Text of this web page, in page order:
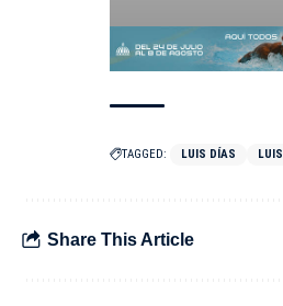
TAGGED: LUIS DÍAS
Share This Article